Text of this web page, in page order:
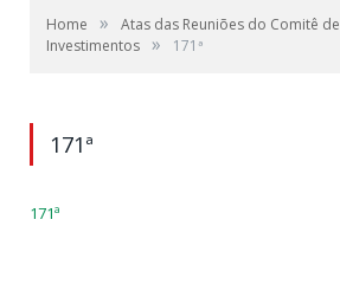
Home »
Atas das Reuniões do Comitê de
Investimentos » 171ª
171ª
171ª